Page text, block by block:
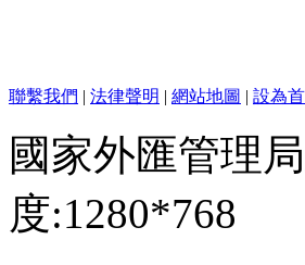
聯繫我們 | 法律聲明 | 網站地圖 | 設為
國家外匯管理
度:1280*768